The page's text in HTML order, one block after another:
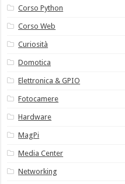
Corso Python
Corso Web
Curiosità
Domotica
Elettronica & GPIO
Fotocamere
Hardware
MagPi
Media Center
Networking